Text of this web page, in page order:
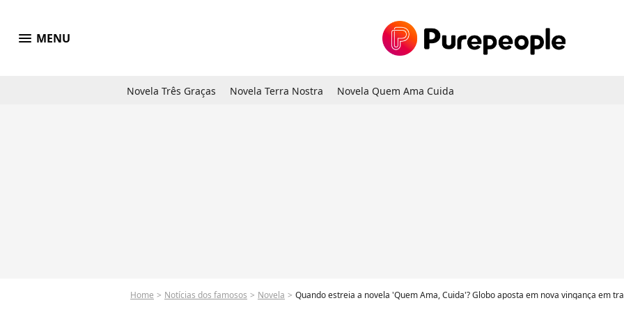
menu MENU
Novela Três Graças Novela Terra Nostra Novela Quem Ama Cuida
Home Notícias dos famosos Novela Quando estreia a novela 'Quem Ama, Cuida'? Globo aposta em nova vingança em trama das 21h